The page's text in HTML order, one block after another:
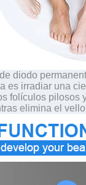
diodo
es irradiar una
folículos
elimina el